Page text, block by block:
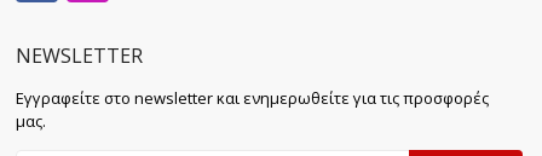
NEWSLETTER
Εγγραφείτε στο newsletter και ενημερωθείτε για τις προσφορές
μας.